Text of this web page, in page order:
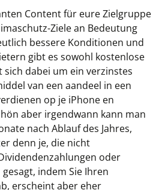
Content für eure Zielgruppe
Ziele an Bedeutung
bessere Konditionen und
gibt es sowohl kostenlose
dabei um ein verzinstes
van een aandeel in een
op je iPhone en
aber irgendwann kann man
nach Ablauf des Jahres,
denn je, die nicht
oder
indem Sie Ihren
erscheint aber eher